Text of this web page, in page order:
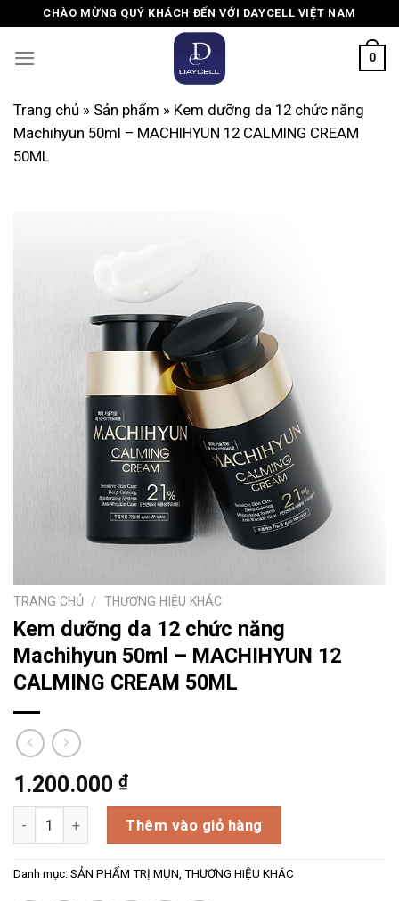
content
CHÀO MỪNG QUÝ KHÁCH ĐẾN VỚI DAYCELL VIỆT NAM
0
Trang chủ » Sản phẩm » Kem dưỡng da 12 chức năng
Machihyun 50ml – MACHIHYUN 12 CALMING CREAM
50ML
TRANG CHỦ / THƯƠNG HIỆU KHÁC
Kem dưỡng da 12 chức năng
Machihyun 50ml – MACHIHYUN 12
CALMING CREAM 50ML
1.200.000 ₫
Kem dưỡng da 12 chức năng Machihyun 50ml –
Thêm vào giỏ hàng
Danh mục: SẢN PHẨM TRỊ MỤN, THƯƠNG HIỆU KHÁC